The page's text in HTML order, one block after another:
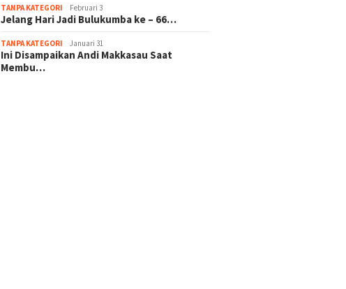
TANPA KATEGORI Februari 3
Jelang Hari Jadi Bulukumba ke – 66…
TANPA KATEGORI Januari 31
Ini Disampaikan Andi Makkasau Saat
Membu…